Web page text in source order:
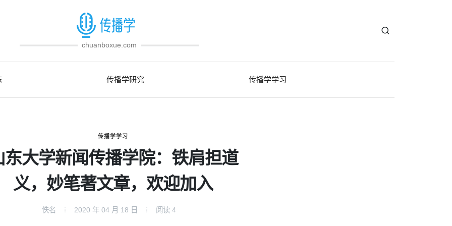
chuanboxue.com
传播学研究 传播学学习
传播学学习
东大学新闻传播学院：铁肩担道
义，妙笔著文章，欢迎加入
佚名 2020 年 04 月 18 日 阅读 4